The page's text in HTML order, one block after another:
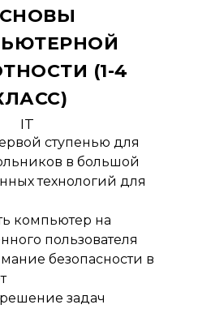
(1-4
IT
ступенью для
в большой
технологий для
компьютер на
пользователя
безопасности в
задач